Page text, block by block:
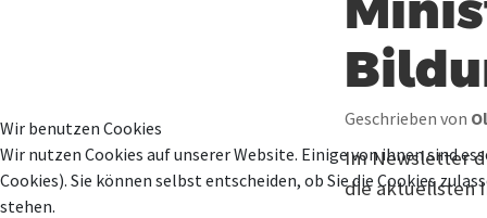
Geschrieben von
Im Newsletter
die aktuellsten
Wir benutzen Cookies
Wir nutzen Cookies auf unserer Website. Einige von ihnen sind
Cookies). Sie können selbst entscheiden, ob Sie die Cookies
stehen.